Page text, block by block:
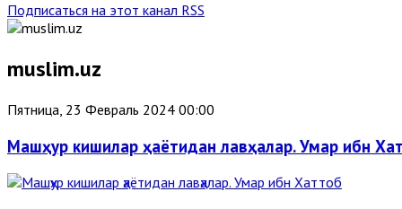
Подписаться на этот канал RSS
muslim.uz
Пятница, 23 Февраль 2024 00:00
Машҳур кишилар ҳаётидан лавҳалар. Умар ибн